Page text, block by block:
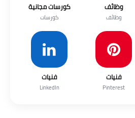
وظائف
وظائف
كورسات مجانية
كورسات
فنيات
Pinterest
فنيات
LinkedIn